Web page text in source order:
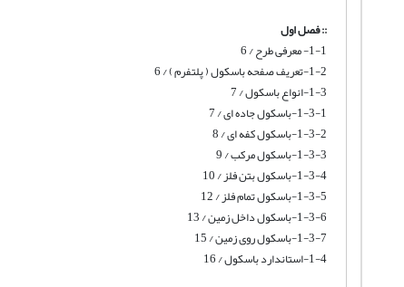
:: فصل اول
1-1- معرفی طرح / 6
1-2-تعريف صفحه باسكول ( پلتفرم ) / 6
1-3-انواع باسکول / 7
1-3-1-باسکول جاده ای / 7
1-3-2-باسکول کفه ای / 8
1-3-3-باسکول مرکب / 9
1-3-4-باسکول بتن فلز / 10
1-3-5-باسکول ‌تمام فلز / 12
1-3-6-باسکول داخل زمین / 13
1-3-7-باسکول روی زمین / 15
1-4-استاندارد باسکول / 16